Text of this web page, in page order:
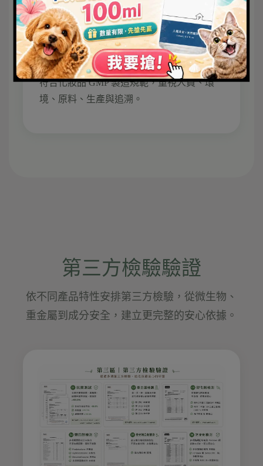
ISO 22716：2007 化妝品 GMP
製造規範
符合化妝品 GMP 製造規範，重視人員、環
境、原料、生產與追溯。
第三方檢驗驗證
依不同產品特性安排第三方檢驗，從微生物、
重金屬到成分安全，建立更完整的安心依據。